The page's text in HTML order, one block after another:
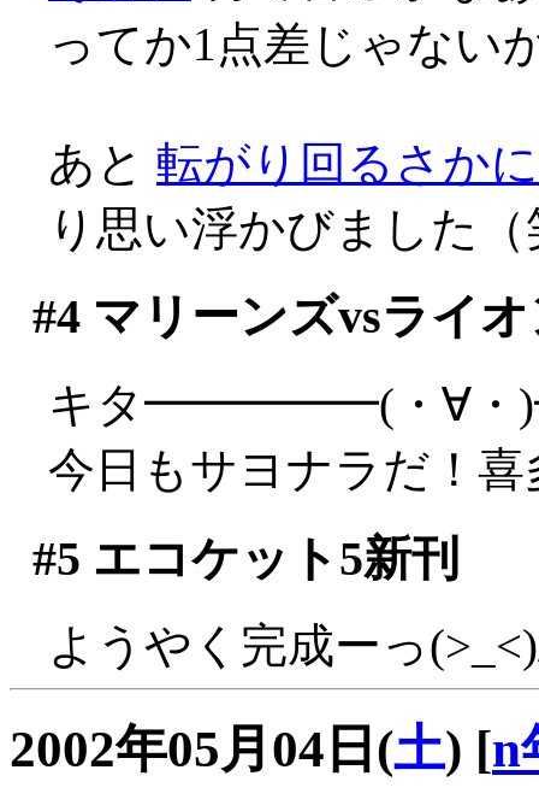
ってか1点差じゃない
あと 転がり回るさか
り思い浮かびました（
#4マリーンズvsライ
キタ━━━━━(・∀
今日もサヨナラだ！
#5 エコケット5新刊
ようやく完成ーっ
2002年05月04日(土) [n